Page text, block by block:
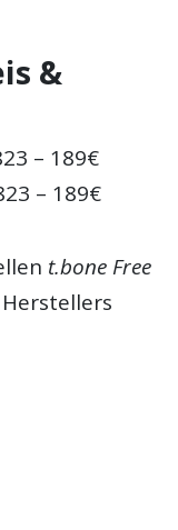
&
– 189€
– 189€
t.bone Free